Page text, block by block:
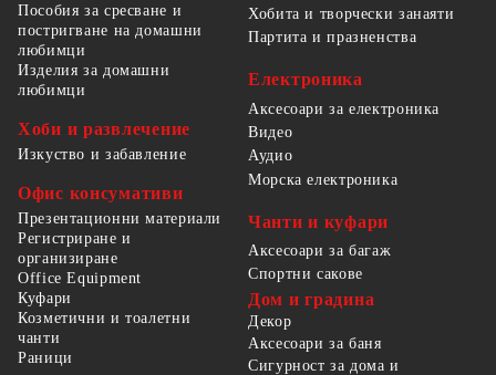
Пособия за сресване и
постригване на домашни
любимци
Изделия за домашни
любимци
Хоби и развлечение
Изкуство и забавление
Офис консумативи
Презентационни материали
Регистриране и
организиране
Office Equipment
Хобита и творчески занаяти
Партита и празненства
Електроника
Аксесоари за електроника
Видео
Аудио
Морска електроника
Чанти и куфари
Аксесоари за багаж
Спортни сакове
Куфари
Козметични и тоалетни
чанти
Раници
Дом и градина
Декор
Аксесоари за баня
Сигурност за дома и